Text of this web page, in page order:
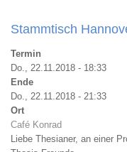
Stammtisch
Termin
Do., 22.11.2018 - 18:33
Ende
Do., 22.11.2018 - 21:33
Ort
Café Konrad
Liebe Thesianer, an einer